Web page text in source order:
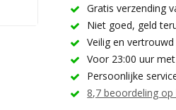
Gratis verzending
Niet goed, geld
Veilig en
Voor 23:00 uur
Persoonlijke
8,7 beoordeling op